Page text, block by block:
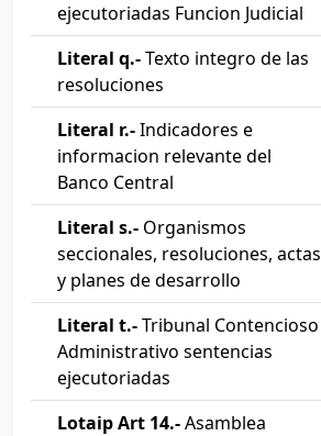
ejecutoriadas Funcion Judicial
Literal q.-Texto integro de las
resoluciones
Literal r.-Indicadores e
informacion relevante del
Banco Central
Literal s.- Organismos
seccionales, resoluciones, actas
y planes de desarrollo
Literal t.-Tribunal Contencioso
Administrativo sentencias
ejecutoriadas
Lotaip Art 14.-Asamblea